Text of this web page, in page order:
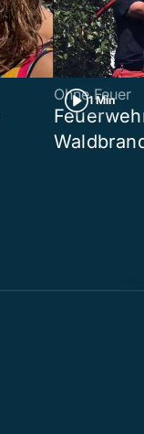
1 Min
Ohne Feuer